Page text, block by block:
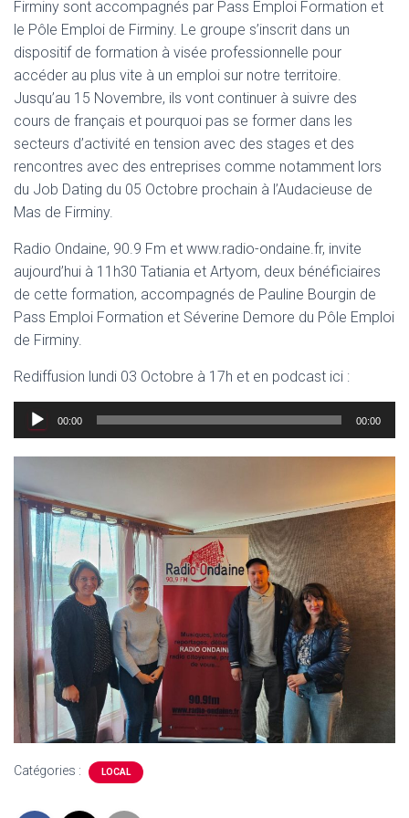
Firminy sont accompagnés par Pass Emploi Formation et
le Pôle Emploi de Firminy. Le groupe s’inscrit dans un
dispositif de formation à visée professionnelle pour
accéder au plus vite à un emploi sur notre territoire.
Jusqu’au 15 Novembre, ils vont continuer à suivre des
cours de français et pourquoi pas se former dans les
secteurs d’activité en tension avec des stages et des
rencontres avec des entreprises comme notamment lors
du Job Dating du 05 Octobre prochain à l’Audacieuse de
Mas de Firminy.
Radio Ondaine, 90.9 Fm et www.radio-ondaine.fr, invite
aujourd’hui à 11h30 Tatiania et Artyom, deux bénéficiaires
de cette formation, accompagnés de Pauline Bourgin de
Pass Emploi Formation et Séverine Demore du Pôle Emploi
de Firminy.
Rediffusion lundi 03 Octobre à 17h et en podcast ici :
Lecteur
audio
00:00 00:00
Catégories : LOCAL